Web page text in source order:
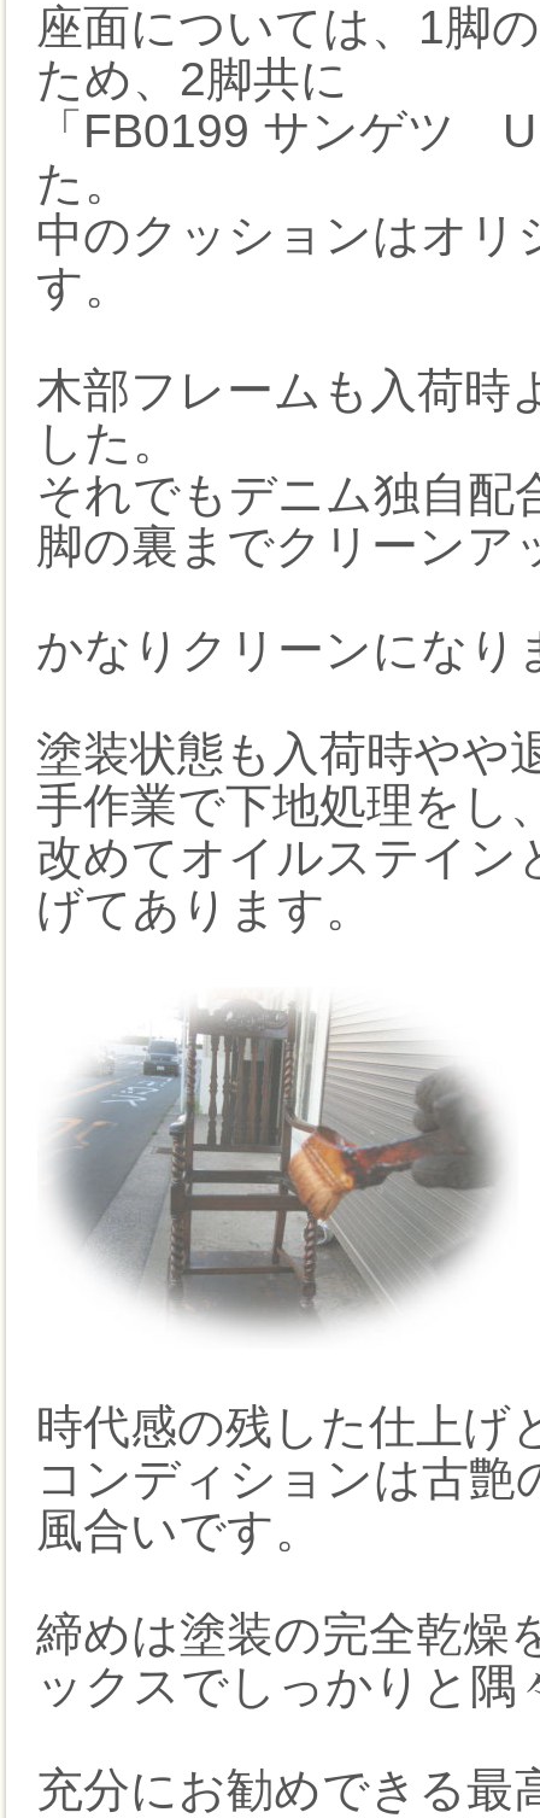
座面については、1脚
ため、2脚共に
「FB0199 サンゲツ
た。
中のクッションはオリ
す。
木部フレームも入荷時
した。
それでもデニム独自配
脚の裏までクリーンア
かなりクリーンになり
塗装状態も入荷時やや
手作業で下地処理をし
改めてオイルステイン
げてあります。
時代感の残した仕上げ
コンディションは古
風合いです。
締めは塗装の完全乾燥
ックスでしっかりと
充分にお勧めできる最